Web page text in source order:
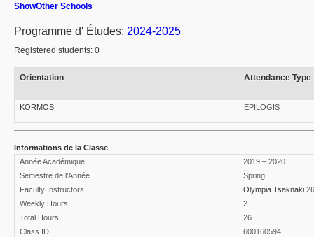
ShowOther Schools
Programme d' Études: 2024-2025
Registered students: 0
Orientation Attendance Type
KORMOS EPILOGĪS
Informations de la Classe
Année Académique
2019 – 2020
Semestre de l’Année
Spring
Faculty Instructors
Olympia Tsaknaki
Weekly Hours
2
Total Hours
26
Class ID
600160594